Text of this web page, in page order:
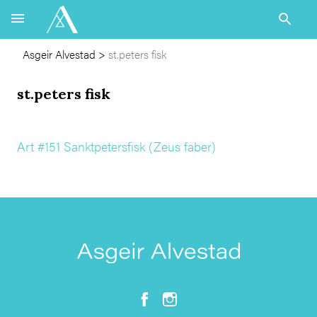
Asgeir Alvestad > st.peters fisk
st.peters fisk
Art #151 Sanktpetersfisk (Zeus faber)